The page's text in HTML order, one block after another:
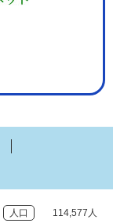
人口 114,577人